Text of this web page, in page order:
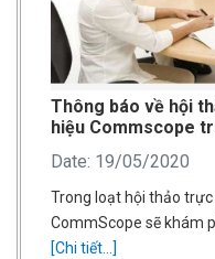
Thông báo về hội
hiệu Commscope
Date: 19/05/2020
Trong loạt hội thảo
CommScope sẽ khám
[Chi tiết...]